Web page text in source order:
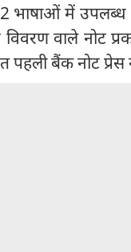
भाषाओं में उपलब्ध
वाले नोट
पहली बैंक नोट प्रेस